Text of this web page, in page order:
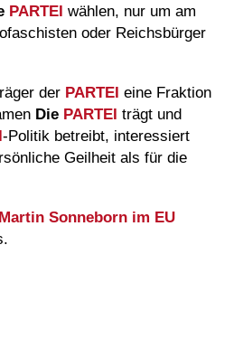
PARTEI wählen, nur um am
oder Reichsbürger
der PARTEI eine Fraktion
Die PARTEI trägt und
-Politik betreibt, interessiert
Geilheit als für die
Martin Sonneborn im EU